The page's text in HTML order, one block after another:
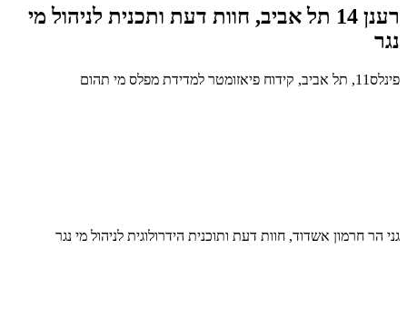
רענן 14 תל אביב, חוות דעת ותכנית לניהול מי
נגר
פינלס11, תל אביב, קידוח פיאזומטר למדידת מפלס מי תהום
גני הר חרמון אשדוד, חוות דעת ותוכנית הידרולוגית לניהול מי נגר